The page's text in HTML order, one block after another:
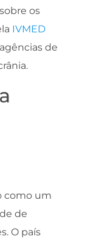
os
IVMED
de
como um
de
O país